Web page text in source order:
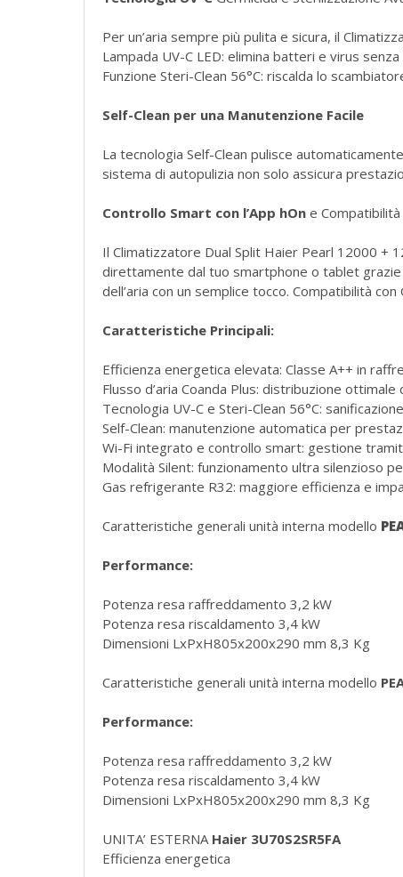
Per un’aria sempre più pulita e sicura, il
Lampada UV-C LED: elimina batteri e virus
Funzione Steri-Clean 56°C: riscalda lo
Self-Clean per una Manutenzione Facile
La tecnologia Self-Clean pulisce
sistema di autopulizia non solo assicura
Controllo Smart con l’App hOne Compatibilità
Il Climatizzatore Dual Split Haier Pearl 12000
direttamente dal tuo smartphone o tablet grazie
dell’aria con un semplice tocco. Compatibilità
Caratteristiche Principali:
Efficienza energetica elevata: Classe A++ in
Flusso d’aria Coanda Plus: distribuzione
Tecnologia UV-C e Steri-Clean 56°C:
Self-Clean: manutenzione automatica per
Wi-Fi integrato e controllo smart: gestione
Modalità Silent: funzionamento ultra silenzioso
Gas refrigerante R32: maggiore efficienza e
Caratteristiche generali unità interna modello
Performance:
Potenza resa raffreddamento 3,2 kW
Potenza resa riscaldamento 3,4 kW
Dimensioni LxPxH805x200x290 mm 8,3 Kg
Caratteristiche generali unità interna modello
Performance:
Potenza resa raffreddamento 3,2 kW
Potenza resa riscaldamento 3,4 kW
Dimensioni LxPxH805x200x290 mm 8,3 Kg
UNITA’ ESTERNA Haier 3U70S2SR5FA
Efficienza energetica